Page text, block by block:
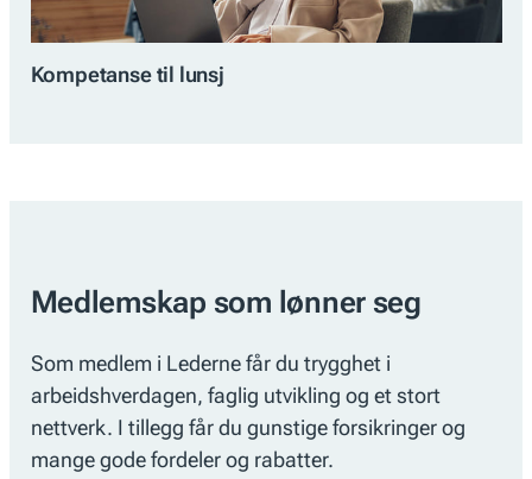
Kompetanse til lunsj
Medlemskap som lønner seg
Som medlem i Lederne får du trygghet i
arbeidshverdagen, faglig utvikling og et stort
nettverk. I tillegg får du gunstige forsikringer og
mange gode fordeler og rabatter.